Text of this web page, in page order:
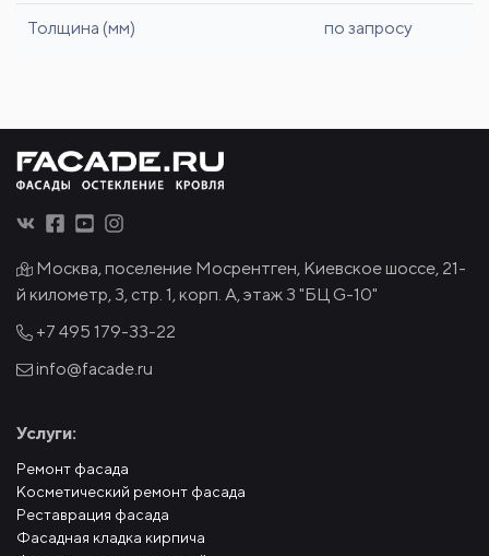
Толщина (мм) по запросу
Москва, поселение Мосрентген, Киевское шоссе, 21-
й километр, 3, стр. 1, корп. А, этаж 3 "БЦ G-10"
+7 495 179-33-22
info@facade.ru
Услуги:
Ремонт фасада
Косметический ремонт фасада
Реставрация фасада
Фасадная кладка кирпича